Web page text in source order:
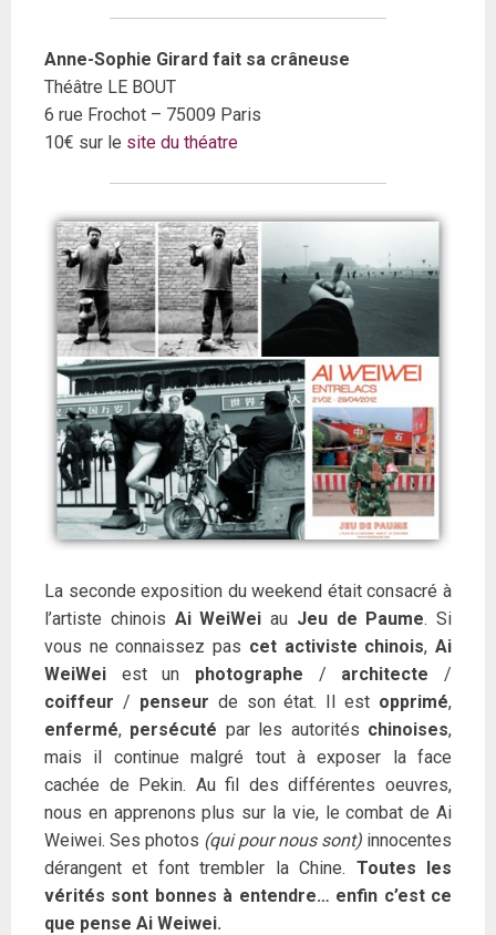
Anne-Sophie Girard fait sa crâneuse
Théâtre LE BOUT
6 rue Frochot – 75009 Paris
10€ sur le site du théatre
La seconde exposition du weekend était consacré à
l’artiste chinois Ai WeiWei au Jeu de Paume. Si
vous ne connaissez pas cet activiste chinois,Ai
WeiWei est un photographe / architecte /
coiffeur / penseur de son état. Il est opprimé,
enfermé, persécuté par les autorités chinoises,
mais il continue malgré tout à exposer la face
cachée de Pekin. Au fil des différentes oeuvres,
nous en apprenons plus sur la vie, le combat de Ai
Weiwei. Ses photos (qui pour nous sont) innocentes
dérangent et font trembler la Chine. Toutes les
vérités sont bonnes à entendre… enfin c’est ce
que pense Ai Weiwei.